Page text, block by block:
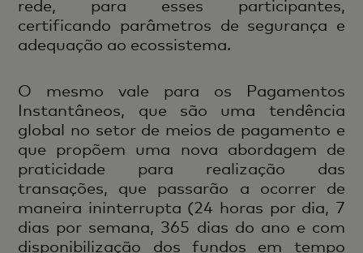
rede, para esses participantes,
certificando parâmetros de segurança e
adequação ao ecossistema.
O mesmo vale para os Pagamentos
Instantâneos, que são uma tendência
global no setor de meios de pagamento e
que propõem uma nova abordagem de
praticidade para realização das
transações, que passarão a ocorrer de
maneira ininterrupta (24 horas por dia, 7
dias por semana, 365 dias do ano e com
disponibilização dos fundos em tempo